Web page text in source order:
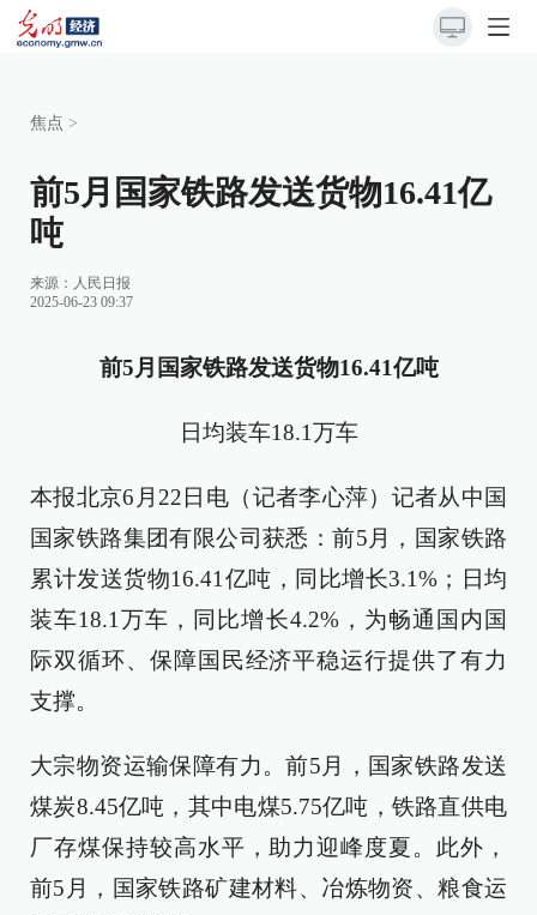
焦点 >
前5月国家铁路发送货物16.41亿
吨
来源： 人民日报
2025-06-23 09:37
前5月国家铁路发送货物16.41亿吨
日均装车18.1万车
本报北京6月22日电（记者李心萍）记者从中国
国家铁路集团有限公司获悉：前5月，国家铁路
累计发送货物16.41亿吨，同比增长3.1%；日均
装车18.1万车，同比增长4.2%，为畅通国内国
际双循环、保障国民经济平稳运行提供了有力
支撑。
大宗物资运输保障有力。前5月，国家铁路发送
煤炭8.45亿吨，其中电煤5.75亿吨，铁路直供电
厂存煤保持较高水平，助力迎峰度夏。此外，
前5月，国家铁路矿建材料、冶炼物资、粮食运